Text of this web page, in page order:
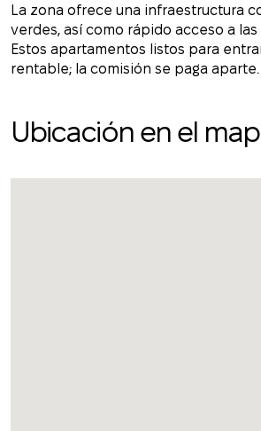
La zona ofrece una infraestructura
verdes, así como rápido acceso a
Estos apartamentos listos para
rentable; la comisión se paga aparte.
Ubicación en el